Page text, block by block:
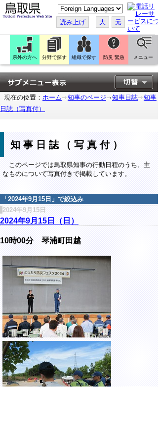
こ
の
ペ
ー
ジ
翻
訳
す
る
読み上げ 大 元
県外の方へ 分野で探す 組織で探す 防災 緊急 メニュー
現在の位置： ホーム 知事のページ 知事日誌
知事
日誌（写真付）
知事日誌（写真付）
このページでは鳥取県知事の行動日程のうち、主
なものについて写真付きで掲載しています。
「 2024年9月15日 」で絞込み
2024年9月15日
2024年9月15日（日）
10時00分 琴浦町田越